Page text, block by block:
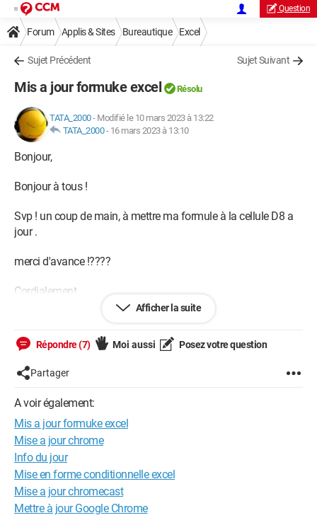
Question
Forum Applis & Sites Bureautique Excel
Sujet Précédent Sujet Suivant
Mis a jour formuke excel Résolu
TATA_2000- Modifié le 10 mars 2023 à 13:22
TATA_2000- 16 mars 2023 à 13:10
Bonjour,
Bonjour à tous !
Svp ! un coup de main, à mettre ma formule à la cellule D8 a
jour .
merci d'avance !????
Cordialement
fichier en pièce jointe
ANCIEN celui correspond au Bareme a l'ima
ge
=SI(ET(D13<>0;D13<=900000);
(D13*0,005);SI(ET(D13>=900001;D13<=4000000);4500+
(D13-
900000)*0,07;SI(ET(D13>=4000001;D13<=6000000);4500+
((4000000-900000)*0,07)+((D13
-4000000)*0,15);SI(ET(D13>=6000001;D13<=10000000);450
Afficher la suite
Répondre (7) Moi aussi Posez votre question
Partager
A voir également:
Mis a jour formuke excel
Mise a jour chrome
Info du jour
Mise en forme conditionnelle excel
Mise a jour chromecast
Mettre à jour Google Chrome